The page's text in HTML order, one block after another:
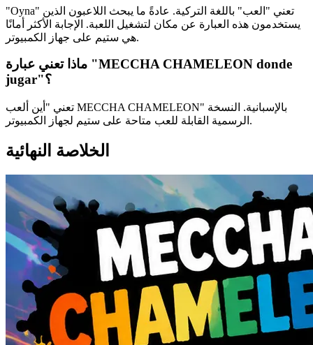
"Oyna" تعني "العب" باللغة التركية. عادةً ما يبحث اللاعبون الذين
يستخدمون هذه العبارة عن مكان لتشغيل اللعبة. الإجابة الأكثر أمانًا
هي ستيم على جهاز الكمبيوتر.
ماذا تعني عبارة "MECCHA CHAMELEON donde
jugar"؟
تعني "أين ألعب MECCHA CHAMELEON" بالإسبانية. النسخة
الرسمية القابلة للعب متاحة على ستيم لجهاز الكمبيوتر.
الخلاصة النهائية